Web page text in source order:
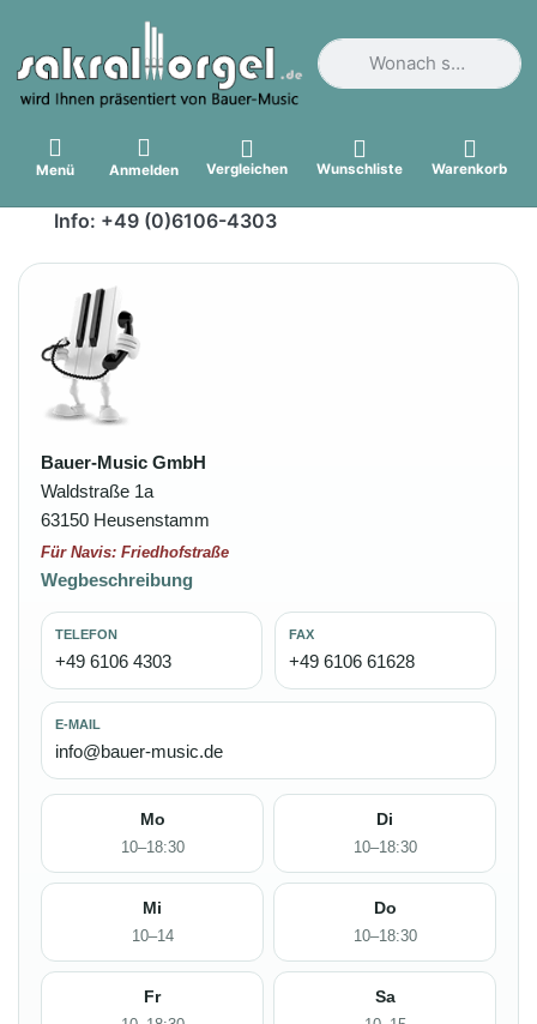
Geben Sie einen
Menü Anmelden Vergleichen Wunschliste Warenkorb
Info: +49 (0)6106-4303
Bauer-Music GmbH
Waldstraße 1a
63150 Heusenstamm
Für Navis: Friedhofstraße
Wegbeschreibung
TELEFON
+49 6106 4303
FAX
+49 6106 61628
E-MAIL
info@bauer-music.de
Mo
10–18:30
Di
10–18:30
Mi
10–14
Do
10–18:30
Fr Sa